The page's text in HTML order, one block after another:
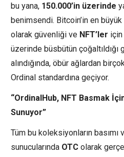
bu yana, 150.000’in üzerinde
benimsendi. Bitcoin’in en
olarak güvenliği ve NFT’ler
üzerinde büsbütün
alındığında, öbür ağlardan birçok
Ordinal standardına geçiyor.
“OrdinalHub, NFT Basmak
Sunuyor”
Tüm bu koleksiyonların basımı
sunucularında OTC olarak